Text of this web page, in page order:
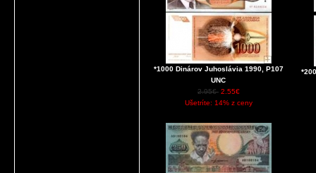
*1000 Dinárov Juhoslávia 1990, P107
UNC
2.95€ 2.55€
Ušetríte: 14% z ceny